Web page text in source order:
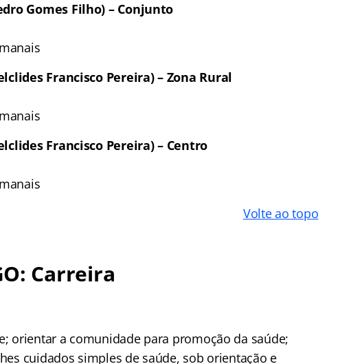
Gomes Filho) – Conjunto
Francisco Pereira) – Zona Rural
Francisco Pereira) – Centro
Volte ao topo
Carreira
orientar a comunidade para promoção da saúde;
cuidados simples de saúde, sob orientação e